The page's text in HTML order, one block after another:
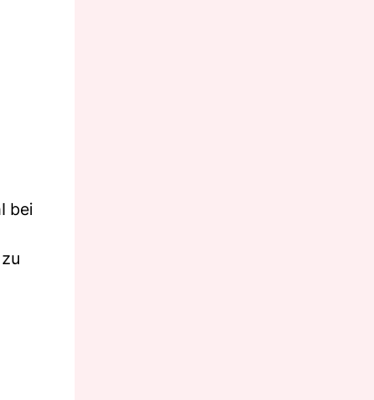
bei